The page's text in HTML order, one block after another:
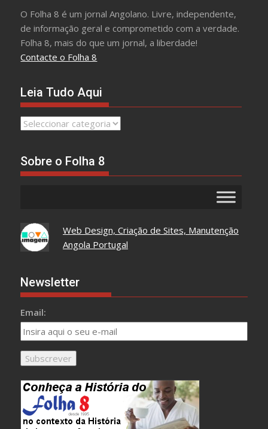
O Folha 8 é um jornal Angolano. Livre, independente,
de informação geral e comprometido com a verdade.
Folha 8, mais do que um jornal, a liberdade!
Contacte o Folha 8
Leia Tudo Aqui
Leia
Sobre o Folha 8
Web Design, Criação de Sites, Manutenção
Angola Portugal
Newsletter
Email: